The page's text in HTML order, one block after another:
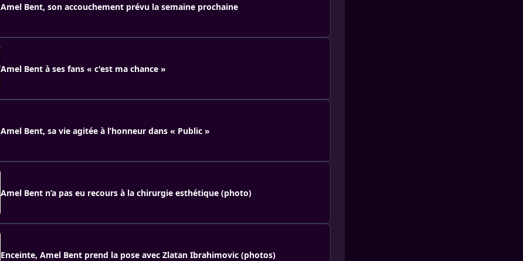
Amel Bent, son accouchement prévu la semaine prochaine
Amel Bent à ses fans « c'est ma chance »
Amel Bent, sa vie agitée à l’honneur dans « Public »
Amel Bent n’a pas eu recours à la chirurgie esthétique (photo)
Enceinte, Amel Bent prend la pose avec Zlatan Ibrahimovic (photos)